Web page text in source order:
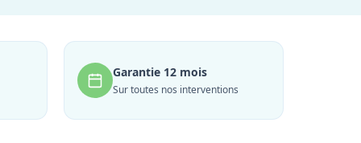
Garantie 12 mois
Sur toutes nos interventions